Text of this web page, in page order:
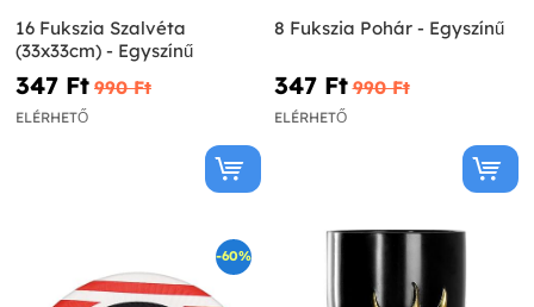
16 Fukszia Szalvéta
(33x33cm) - Egyszínű
347 Ft‎ 990 Ft‎
ELÉRHETŐ
8 Fukszia Pohár - Egyszínű
347 Ft‎ 990 Ft‎
ELÉRHETŐ
-60%